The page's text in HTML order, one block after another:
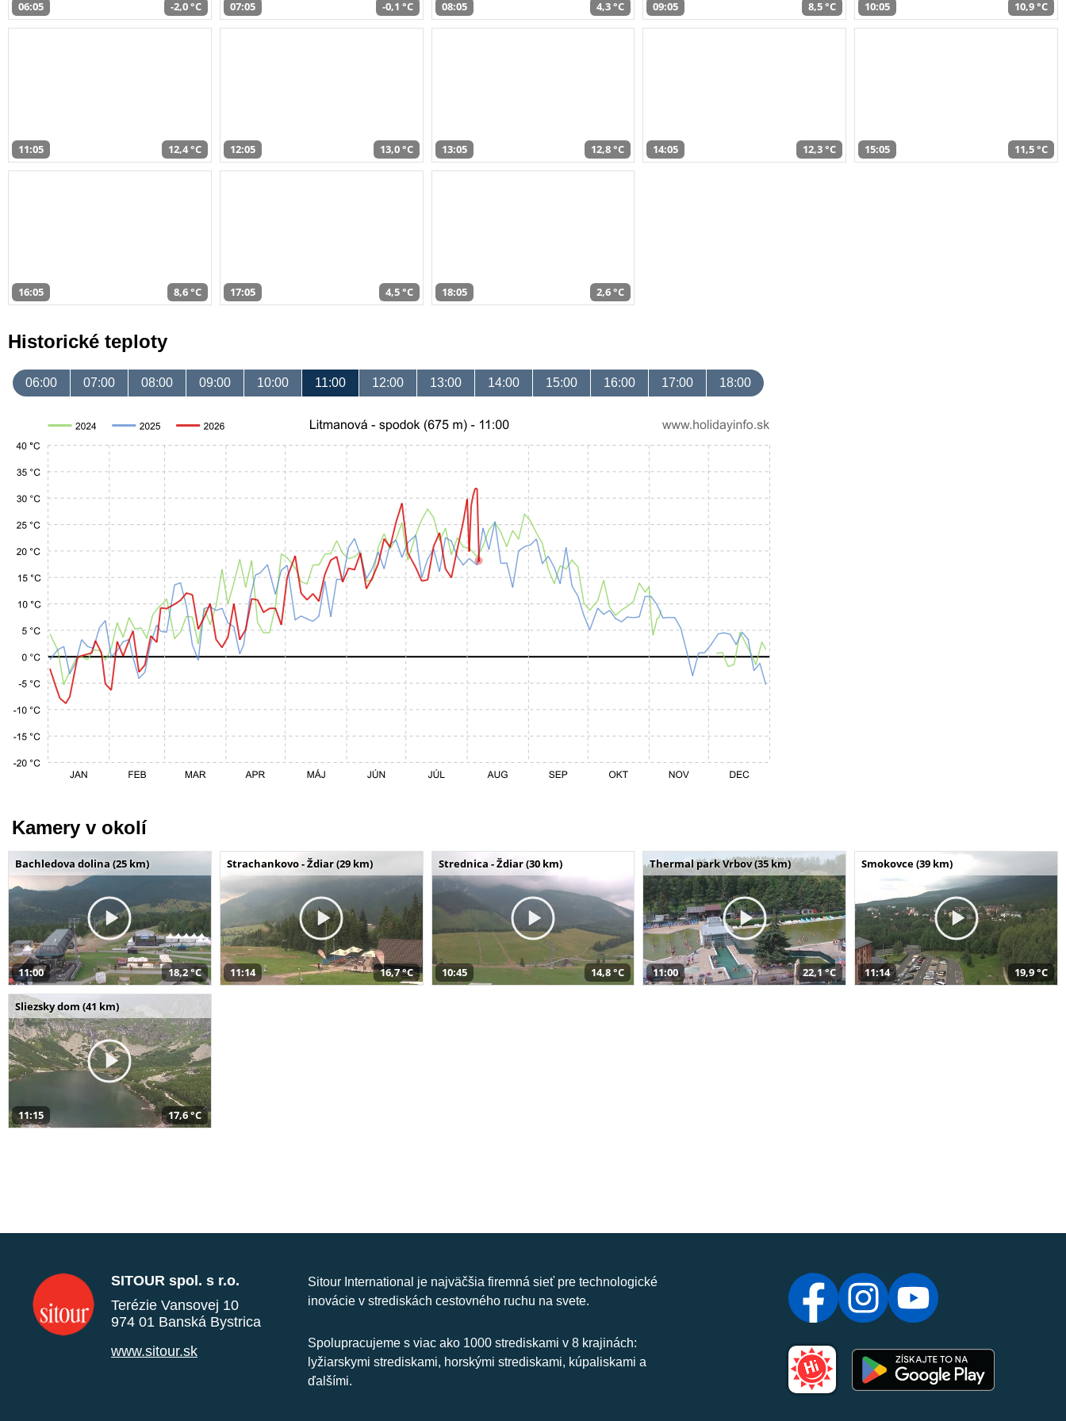
06:05 -2,0 °C 07:05 -0,1 °C 08:05 4,3 °C 09:05 8,5 °C 10:05 10,9 °C
11:05 12,4 °C 12:05 13,0 °C 13:05 12,8 °C 14:05 12,3 °C 15:05 11,5 °C
16:05 8,6 °C 17:05 4,5 °C 18:05 2,6 °C
Historické teploty
06:00 07:00 08:00 09:00 10:00 11:00 12:00 13:00 14:00 15:00 16:00 17:00 18:00
Kamery v okolí
Bachledova dolina (25 km)
11:00 18,2 °C
Strachankovo - Ždiar (29 km)
11:14 16,7 °C
Strednica - Ždiar (30 km)
10:45 14,8 °C
Thermal park Vrbov (35 km)
11:00 22,1 °C
Smokovce (39 km)
11:14 19,9 °C
Sliezsky dom (41 km)
11:15 17,6 °C
SITOUR spol. s r.o.
Terézie Vansovej 10
974 01 Banská Bystrica
www.sitour.sk
Sitour International je najväčšia firemná sieť pre technologické
inovácie v strediskách cestovného ruchu na svete.
Spolupracujeme s viac ako 1000 strediskami v 8 krajinách:
lyžiarskymi strediskami, horskými strediskami, kúpaliskami a
ďalšími.